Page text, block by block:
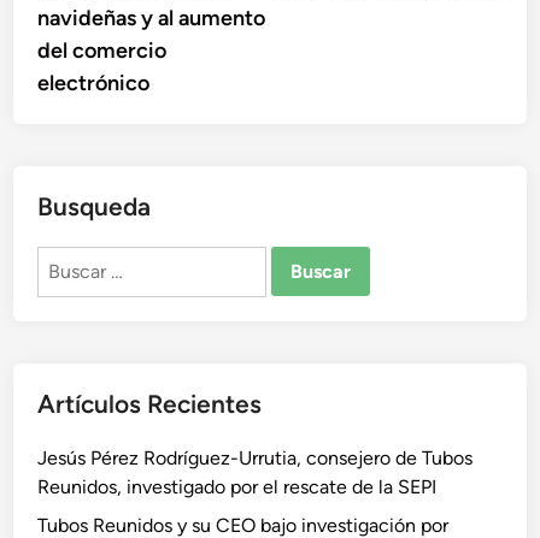
navideñas y al aumento
del comercio
electrónico
Busqueda
Buscar:
Artículos Recientes
Jesús Pérez Rodríguez-Urrutia, consejero de Tubos
Reunidos, investigado por el rescate de la SEPI
Tubos Reunidos y su CEO bajo investigación por